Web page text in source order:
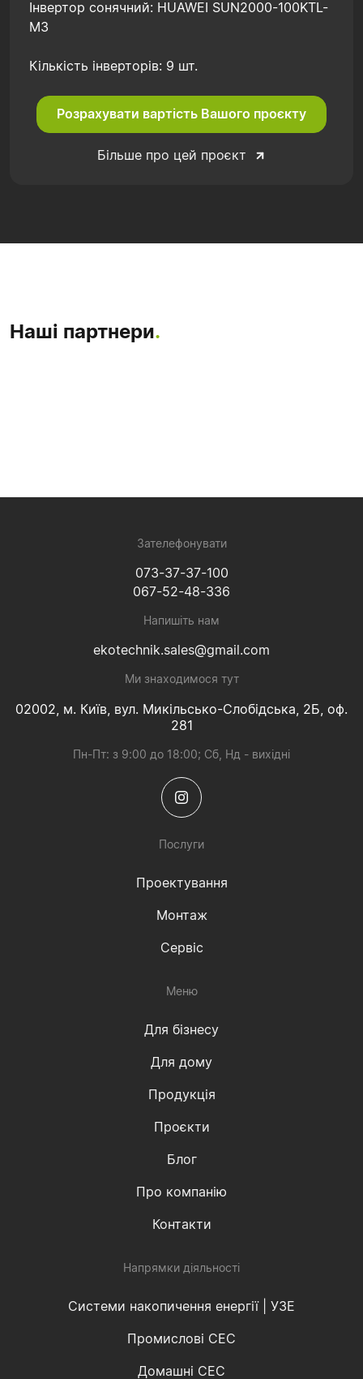
Інвертор сонячний: HUAWEI SUN2000-100KTL-
M3
Кількість інверторів: 9 шт.
Розрахувати вартість Вашого проєкту
Більше про цей проєкт
Наші партнери.
Зателефонувати
073-37-37-100
067-52-48-336
Напишіть нам
ekotechnik.sales@gmail.com
Ми знаходимося тут
02002, м. Київ, вул. Микільсько-Слобідська, 2Б, оф.
281
Пн-Пт: з 9:00 до 18:00; Сб, Нд - вихідні
Послуги
Проектування
Монтаж
Сервіс
Меню
Для бізнесу
Для дому
Продукція
Проєкти
Блог
Про компанію
Контакти
Напрямки діяльності
Системи накопичення енергії | УЗЕ
Промислові СЕС
Домашні СЕС